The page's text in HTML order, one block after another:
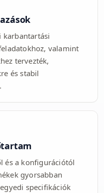
karbantartási
valamint
tervezték,
és stabil
és a konfigurációtól
gyorsabban
specifikációk